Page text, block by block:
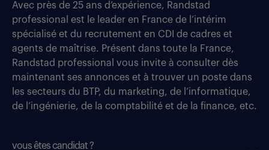
Avec près de 25 ans d’expérience, Randstad
professional est le leader en France de l’intérim
spécialisé et du recrutement en CDI de cadres et
agents de maîtrise. Présent dans toute la France,
Randstad professional vous invite à consulter dès
maintenant ses annonces et à trouver un poste dans
les secteurs du BTP, du marketing, de l’informatique,
de l’ingénierie, de la comptabilité et de la finance, etc.
vous êtes candidat ?